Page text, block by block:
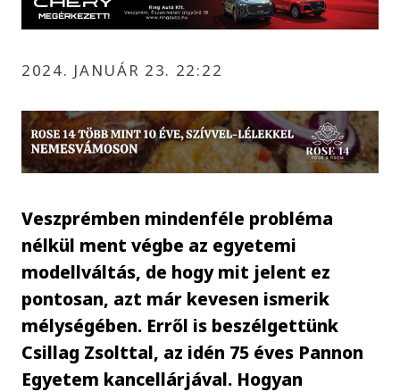
2024. JANUÁR 23. 22:22
Veszprémben mindenféle probléma
nélkül ment végbe az egyetemi
modellváltás, de hogy mit jelent ez
pontosan, azt már kevesen ismerik
mélységében. Erről is beszélgettünk
Csillag Zsolttal, az idén 75 éves Pannon
Egyetem kancellárjával. Hogyan